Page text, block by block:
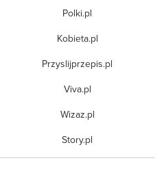
Polki.pl
Kobieta.pl
Przyslijprzepis.pl
Viva.pl
Wizaz.pl
Story.pl